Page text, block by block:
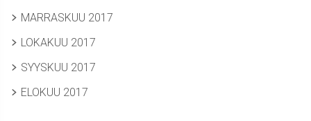
MARRASKUU 2017
LOKAKUU 2017
SYYSKUU 2017
ELOKUU 2017